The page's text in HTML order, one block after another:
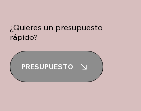
¿Quieres un presupuesto
rápido?
PRESUPUESTO